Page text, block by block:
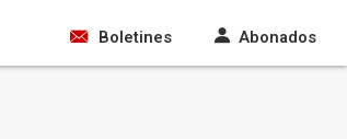
Boletines Abonados